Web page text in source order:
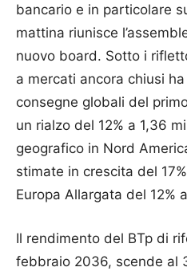
bancario e in particolare
mattina riunisce
nuovo board. Sotto i
a mercati ancora chiusi
consegne globali del
un rialzo del 12% a 1,36
geografico in Nord
stimate in crescita del
Europa Allargata del 12%
Il rendimento del BTp di
febbraio 2036, scende al